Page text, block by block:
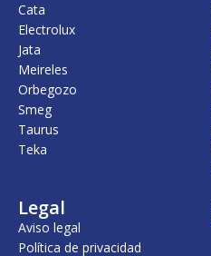
Cata
Electrolux
Jata
Meireles
Orbegozo
Smeg
Taurus
Teka
Legal
Aviso legal
Política de privacidad